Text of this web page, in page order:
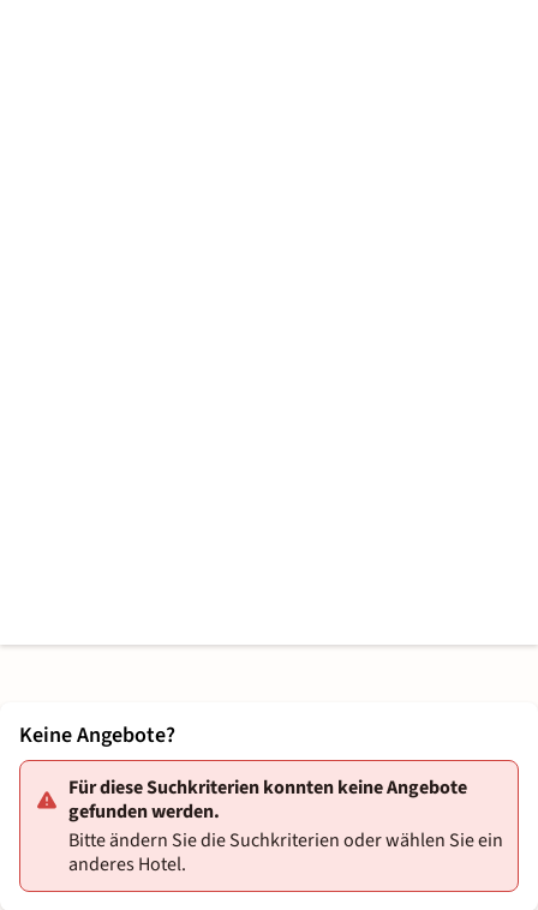
Keine Angebote?
Für diese Suchkriterien konnten keine Angebote
gefunden werden.
Bitte ändern Sie die Suchkriterien oder wählen Sie ein
anderes Hotel.